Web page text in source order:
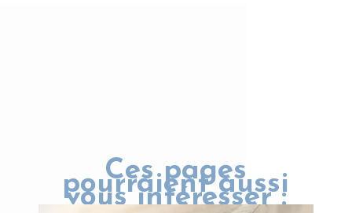
Ces pages
pourraient aussi
vous intéresser :